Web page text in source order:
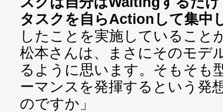
タスクを自らActionして集中
したことを実施していること
松本さんは、まさにそのモデ
るように思います。そもそも
ーマンスを発揮するという発
のですか」